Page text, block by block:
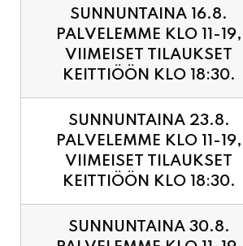
KEITTIÖÖN KLO 18:30.
SUNNUNTAINA 23.8.
PALVELEMME KLO 11-19,
VIIMEISET TILAUKSET
KEITTIÖÖN KLO 18:30.
SUNNUNTAINA 30.8.
PALVELEMME KLO 11-19,
VIIMEISET TILAUKSET
KEITTIÖÖN KLO 18:30.